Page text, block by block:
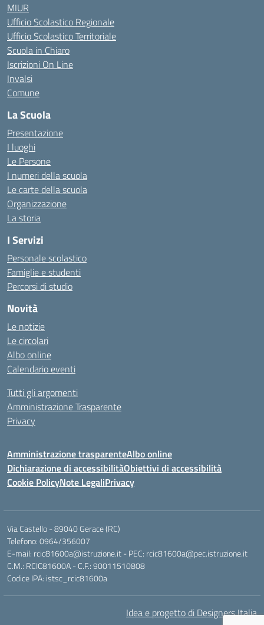
MIUR
Ufficio Scolastico Regionale
Ufficio Scolastico Territoriale
Scuola in Chiaro
Iscrizioni On Line
Invalsi
Comune
La Scuola
Presentazione
I luoghi
Le Persone
I numeri della scuola
Le carte della scuola
Organizzazione
La storia
I Servizi
Personale scolastico
Famiglie e studenti
Percorsi di studio
Novità
Le notizie
Le circolari
Albo online
Calendario eventi
Tutti gli argomenti
Amministrazione Trasparente
Privacy
Amministrazione trasparenteAlbo online
Dichiarazione di accessibilitàObiettivi di accessibilità
Cookie PolicyNote LegaliPrivacy
Via Castello - 89040 Gerace (RC)
Telefono: 0964/356007
E-mail: rcic81600a@istruzione.it - PEC: rcic81600a@pec.istruzione.it
C.M.: RCIC81600A - C.F.: 90011510808
Codice IPA: istsc_rcic81600a
Idea e progetto di Designers Italia